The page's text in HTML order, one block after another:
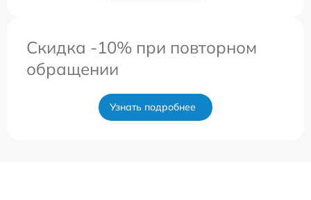
Скидка -10% при повторном
обращении
Узнать подробнее